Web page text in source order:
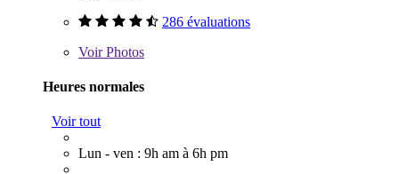
286 évaluations
VoirPhotos
Heures normales
Voir tout
Lun - ven : 9h am à 6h pm